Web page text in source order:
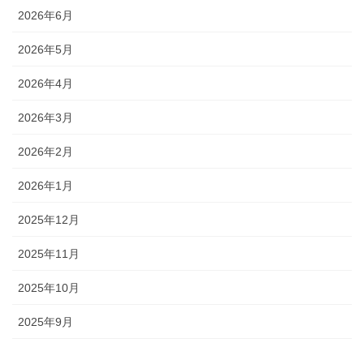
2026年6月
2026年5月
2026年4月
2026年3月
2026年2月
2026年1月
2025年12月
2025年11月
2025年10月
2025年9月